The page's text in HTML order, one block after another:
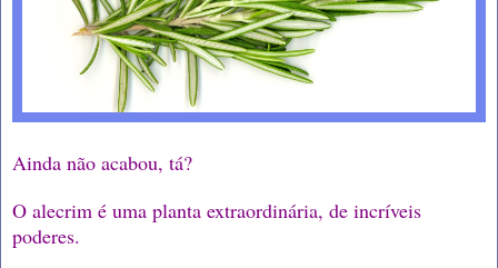
Ainda não acabou, tá?
O alecrim é uma planta extraordinária, de incríveis
poderes.